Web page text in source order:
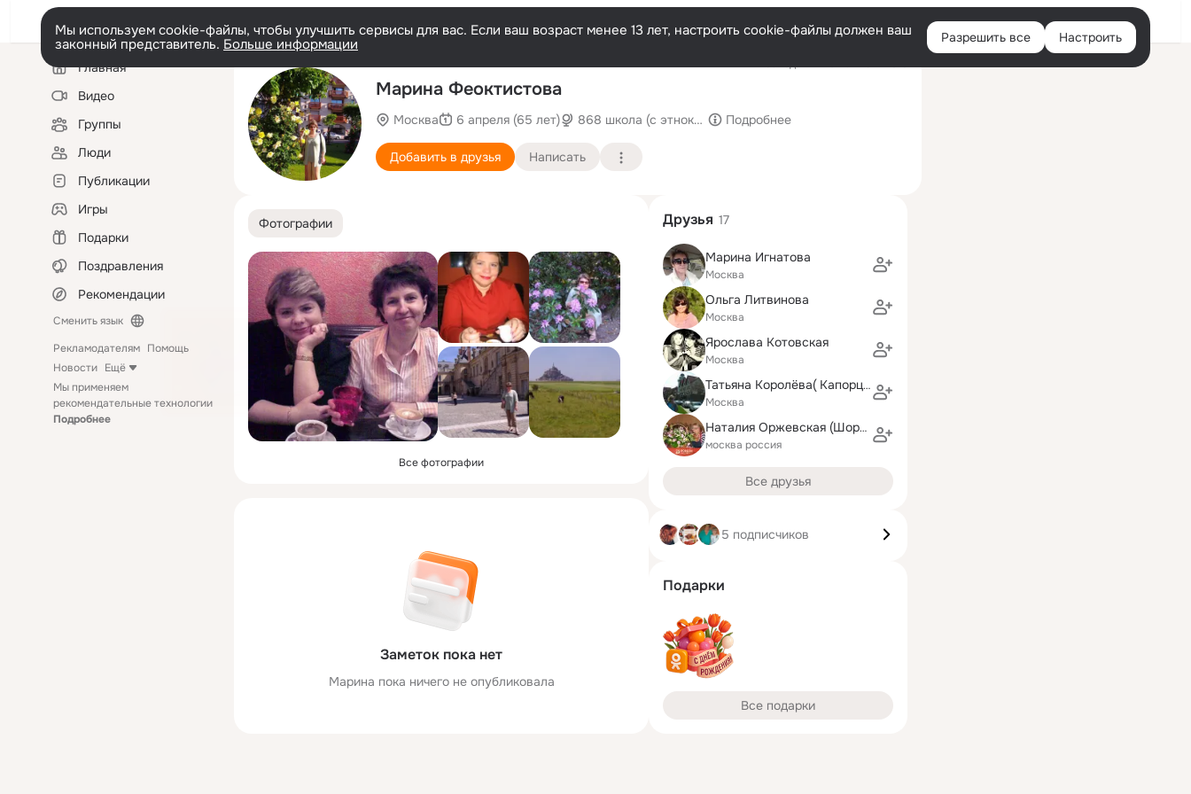
Войти
Мы используем cookie-файлы, чтобы улучшить сервисы для вас. Если ваш возраст менее 13 лет, настроить cookie-файлы должен ваш
законный представитель. Больше информации Разрешить все Настроить
Левая
колонкаГлавная
Видео
Группы
Люди
Публикации
Игры
Подарки
Поздравления
Рекомендации
Сменить язык
Рекламодателям Помощь
Новости Ещё
Мы применяем
рекомендательные технологии
Подробнее
Марина Феоктистова
Москва 6 апреля (65 лет) 868 школа (с этнокультурным русским компонентом образования)
Подробнее
Добавить в друзья Написать
Фотографии
Все фотографии
Заметок пока нет
Марина пока ничего не опубликовала
Друзья 17
Марина Игнатова
Москва
Ольга Литвинова
Москва
Ярослава Котовская
Москва
Татьяна Королёва( Капорцева)
Москва
Наталия Оржевская (Шорникова)
москва россия
Все друзья
5 подписчиков
Подарки
Все подарки